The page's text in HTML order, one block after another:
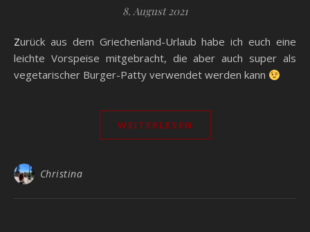
8. August 2021
Zurück aus dem Griechenland-Urlaub habe ich euch eine
leichte Vorspeise mitgebracht, die aber auch super als
vegetarischer Burger-Patty verwendet werden kann
WEITERLESEN
Christina